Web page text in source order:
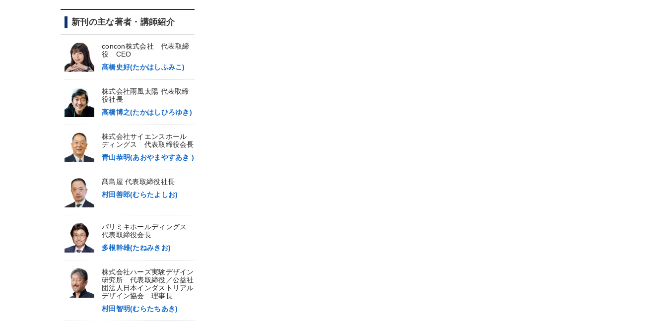
新刊の主な著者・講師紹介
concon株式会社 代表取締
役 CEO
髙橋史好(たかはしふみこ)
株式会社雨風太陽 代表取締
役社長
高橋博之(たかはしひろゆき)
株式会社サイエンスホール
ディングス 代表取締役会長
青山恭明(あおやまやすあき )
髙島屋 代表取締役社長
村田善郎(むらたよしお)
パリミキホールディングス
代表取締役会長
多根幹雄(たねみきお)
株式会社ハーズ実験デザイン
研究所 代表取締役／公益社
団法人日本インダストリアル
デザイン協会 理事長
村田智明(むらたちあき)